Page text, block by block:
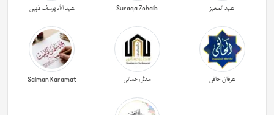
عبد المعیز Suraqa Zohaib عبد اللہ یوسف ذہبی
عرفان حافی مدثر رحمانی Salman Karamat